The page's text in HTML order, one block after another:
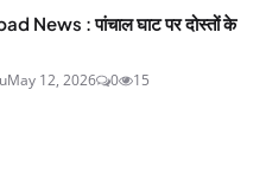
News : पांचाल घाट पर दोस्तों के
May 12, 2026 0 15